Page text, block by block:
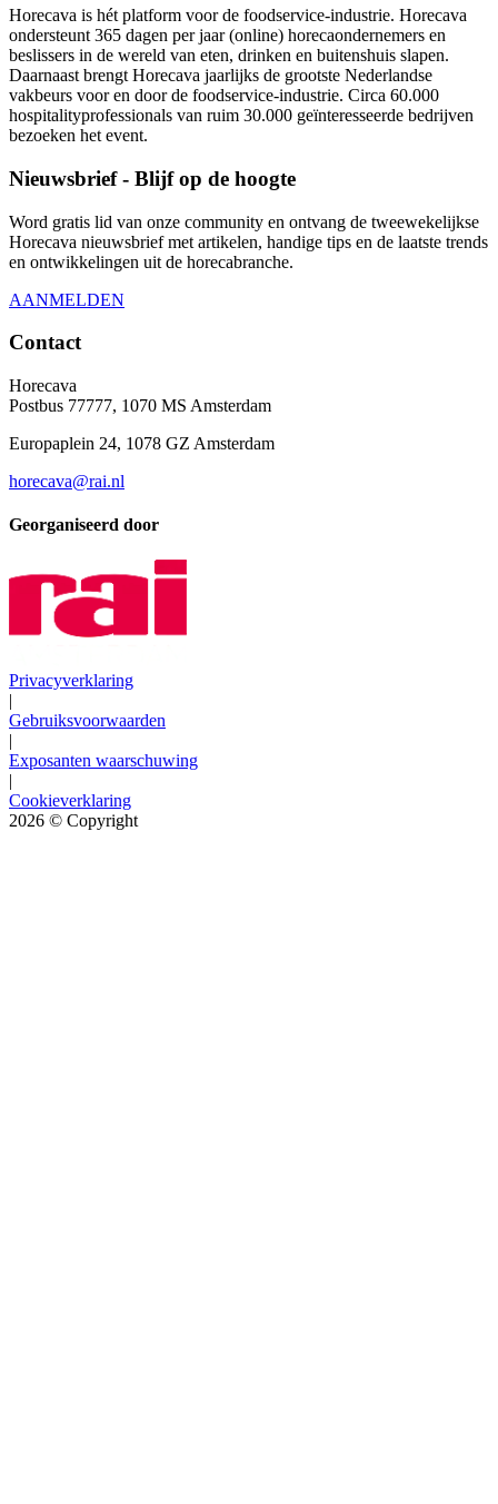
Horecava is hét platform voor de foodservice-industrie. Horecava
ondersteunt 365 dagen per jaar (online) horecaondernemers en
beslissers in de wereld van eten, drinken en buitenshuis slapen.
Daarnaast brengt Horecava jaarlijks de grootste Nederlandse
vakbeurs voor en door de foodservice-industrie. Circa 60.000
hospitalityprofessionals van ruim 30.000 geïnteresseerde bedrijven
bezoeken het event.
Nieuwsbrief - Blijf op de hoogte
Word gratis lid van onze community en ontvang de tweewekelijkse
Horecava nieuwsbrief met artikelen, handige tips en de laatste trends
en ontwikkelingen uit de horecabranche.
AANMELDEN
Contact
Horecava
Postbus 77777, 1070 MS Amsterdam
Europaplein 24, 1078 GZ Amsterdam
horecava@rai.nl
Georganiseerd door
Privacyverklaring
|
Gebruiksvoorwaarden
|
Exposanten waarschuwing
|
Cookieverklaring
2026 © Copyright